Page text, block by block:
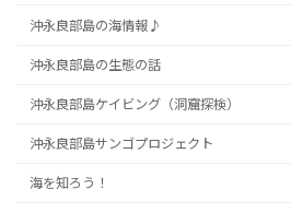
沖永良部島の海情報♪
沖永良部島の生態の話
沖永良部島ケイビング（洞窟探検）
沖永良部島サンゴプロジェクト
海を知ろう！